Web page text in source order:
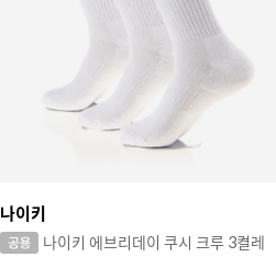
나이키
나이키 에브리데이 쿠시 크루 3켤레